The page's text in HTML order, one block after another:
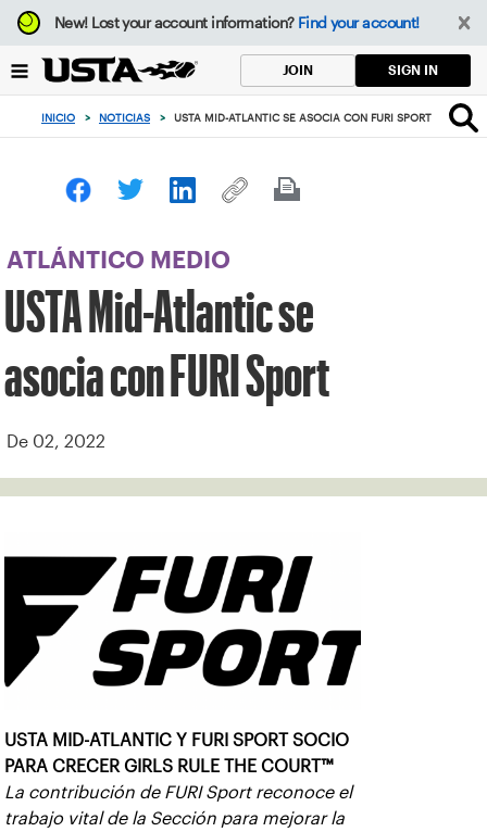
Enfoque
desde
botón
volver
principio
New!Lost your account information? Find your account!
JOIN SIGN IN
INICIO > NOTICIAS > USTA MID-ATLANTIC SE ASOCIA CON FURI SPORT
ATLÁNTICO MEDIO
USTA Mid-Atlantic se
asocia con FURI Sport
De 02, 2022
USTA MID-ATLANTIC Y FURI SPORT SOCIO
PARA CRECER GIRLS RULE THE COURT™
La contribución de FURI Sport reconoce el
trabajo vital de la Sección para mejorar la